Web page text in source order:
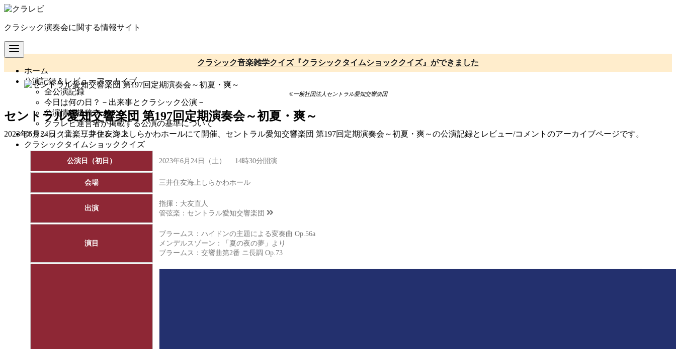
コ
テ
ン
ツ
移
クラシック演奏会に関する情報サイト
ホーム
公演記録＆レビューアーカイブ
全公演記録
今日は何の日？－出来事とクラシック公演－
公演情報投稿フォーム
クラレビ運営者が掲載する公演の基準について
クラシック音楽リファレンス
クラシックタイムショッククイズ
クラシック音楽雑学クイズ『クラシックタイムショッククイズ』ができました
©一般社団法人セントラル愛知交響楽団
セントラル愛知交響楽団 第197回定期演奏会～初夏・爽～
2023年6月24日（土）三井住友海上しらかわホールにて開催、セントラル愛知交響楽団 第197回定期演奏会～初夏・爽～の公演記録とレビュー/コメントのアーカイブページです。
公演日（初日） 2023年6月24日（土） 14時30分開演
会場 三井住友海上しらかわホール
出演
指揮：大友直人
管弦楽： セントラル愛知交響楽団
演目
ブラームス：ハイドンの主題による変奏曲 Op.56a
メンデルスゾーン：「夏の夜の夢」より
ブラームス：交響曲第2番 ニ長調 Op.73